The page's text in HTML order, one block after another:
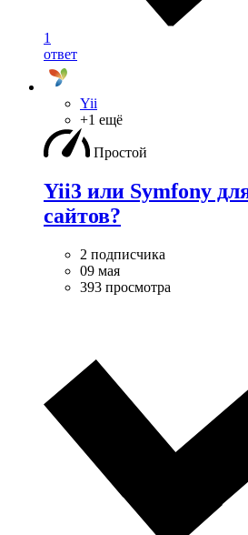
1
ответ
Yii
+1 ещё
Простой
Yii3 или Symfony
сайтов?
2 подписчика
09 мая
393 просмотра